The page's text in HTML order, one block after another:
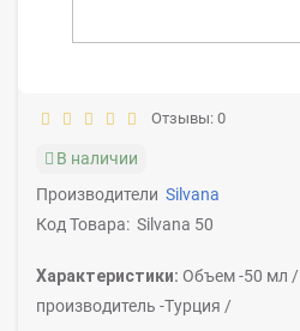
Отзывы: 0
В наличии
Производители Silvana
Код Товара: Silvana 50
Характеристики: Объем -50 мл /
производитель -Турция /